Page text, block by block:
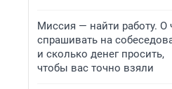
Миссия — найти работу. О
спрашивать на
и сколько денег просить,
чтобы вас точно взяли